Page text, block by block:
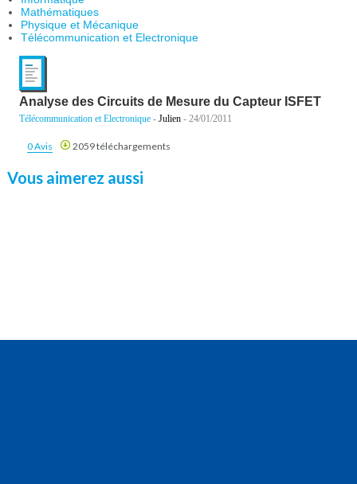
Mathématiques
Physique et Mécanique
Télécommunication et Electronique
Analyse des Circuits de Mesure du Capteur ISFET
Télécommunication et Electronique - Julien- 24/01/2011
0 Avis 2059 téléchargements
Vous aimerez aussi